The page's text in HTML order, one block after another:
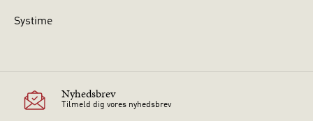
Systime
Nyhedsbrev
Tilmeld dig vores nyhedsbrev